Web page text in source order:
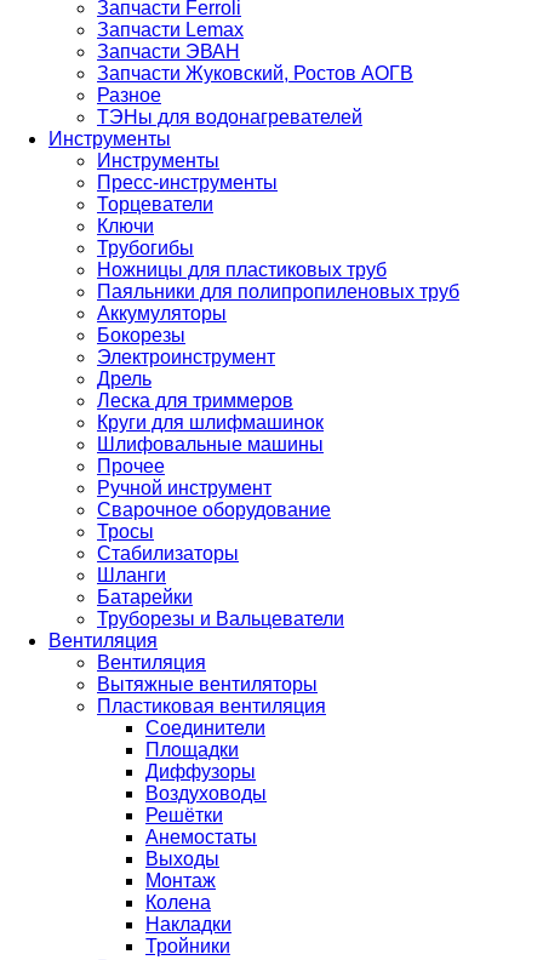
Запчасти Ferroli
Запчасти Lemax
Запчасти ЭВАН
Запчасти Жуковский, Ростов АОГВ
Разное
ТЭНы для водонагревателей
Инструменты
Инструменты
Пресс-инструменты
Торцеватели
Ключи
Трубогибы
Ножницы для пластиковых труб
Паяльники для полипропиленовых труб
Аккумуляторы
Бокорезы
Электроинструмент
Дрель
Леска для триммеров
Круги для шлифмашинок
Шлифовальные машины
Прочее
Ручной инструмент
Сварочное оборудование
Тросы
Стабилизаторы
Шланги
Батарейки
Труборезы и Вальцеватели
Вентиляция
Вентиляция
Вытяжные вентиляторы
Пластиковая вентиляция
Соединители
Площадки
Диффузоры
Воздуховоды
Решётки
Анемостаты
Выходы
Монтаж
Колена
Накладки
Тройники